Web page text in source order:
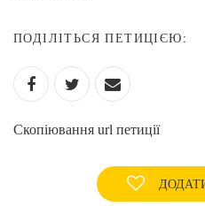
ПОДІЛІТЬСЯ ПЕТИЦІЄЮ:
Скопіювання url петиції